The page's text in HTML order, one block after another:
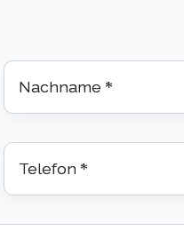
Nachname *
Telefon *